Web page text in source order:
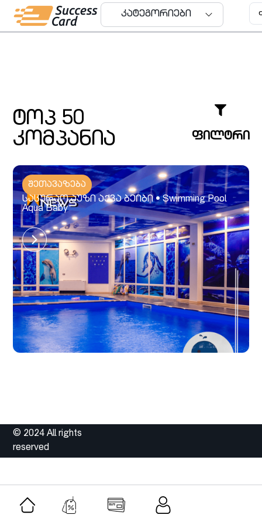
კატეგორიები
ტოპ 50
კომპანია
ფილტრი
შეთავაზება
საცურაო აუზი აქვა ბეიბი • Swimming Pool
Aqua Baby
© 2024 All rights
reserved
Uncategorized
მარანი
შეთავაზებები